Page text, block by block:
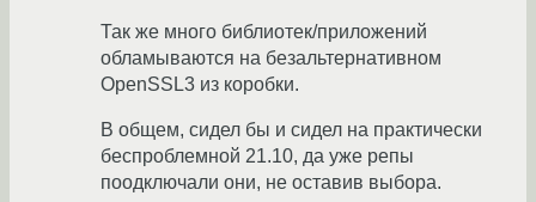
Так же много библиотек/приложений
обламываются на безальтернативном
OpenSSL3 из коробки.
В общем, сидел бы и сидел на практически
беспроблемной 21.10, да уже репы
поодключали они, не оставив выбора.